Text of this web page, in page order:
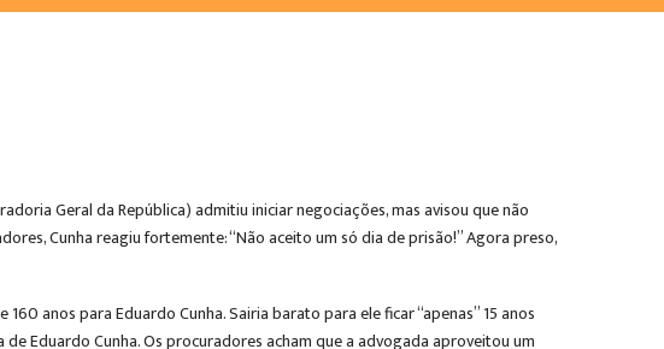
Geral da República) admitiu iniciar negociações, mas avisou que não
Cunha reagiu fortemente: “Não aceito um só dia de prisão!” Agora preso,
anos para Eduardo Cunha. Sairia barato para ele ficar “apenas” 15 anos
Eduardo Cunha. Os procuradores acham que a advogada aproveitou um